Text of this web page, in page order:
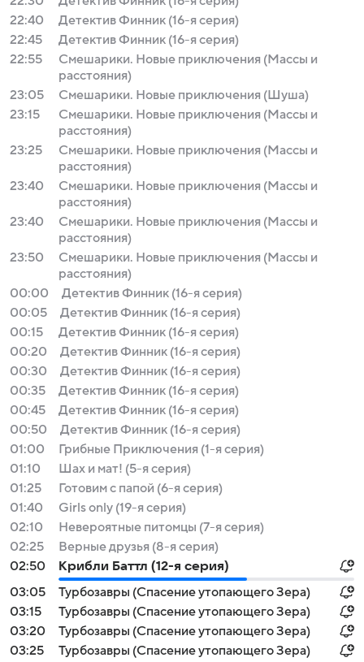
22:40
Детектив Финник (16-я серия)
22:45
Детектив Финник (16-я серия)
22:55
Смешарики. Новые приключения (Массы и
расстояния)
23:05
Смешарики. Новые приключения (Шуша)
23:15
Смешарики. Новые приключения (Массы и
расстояния)
23:25
Смешарики. Новые приключения (Массы и
расстояния)
23:40
Смешарики. Новые приключения (Массы и
расстояния)
23:40
Смешарики. Новые приключения (Массы и
расстояния)
23:50
Смешарики. Новые приключения (Массы и
расстояния)
00:00
Детектив Финник (16-я серия)
00:05
Детектив Финник (16-я серия)
00:15
Детектив Финник (16-я серия)
00:20
Детектив Финник (16-я серия)
00:30
Детектив Финник (16-я серия)
00:35
Детектив Финник (16-я серия)
00:45
Детектив Финник (16-я серия)
00:50
Детектив Финник (16-я серия)
01:00
Грибные Приключения (1-я серия)
01:10
Шах и мат! (5-я серия)
01:25
Готовим с папой (6-я серия)
01:40
Girls only (19-я серия)
02:10
Невероятные питомцы (7-я серия)
02:25
Верные друзья (8-я серия)
02:50
Крибли Баттл (12-я серия)
03:05
Турбозавры (Спасение утопающего Зера)
03:15
Турбозавры (Спасение утопающего Зера)
03:20
Турбозавры (Спасение утопающего Зера)
03:25
Турбозавры (Спасение утопающего Зера)